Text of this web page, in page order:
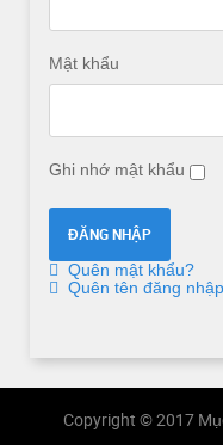
Mật khẩu
Ghi nhớ mật khẩu
Quên mật khẩu?
Quên tên đăng
Copyright © 2017